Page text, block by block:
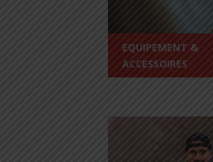
EQUIPEMENT &
ACCESSOIRES